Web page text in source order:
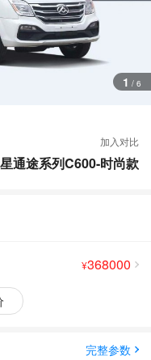
1 / 6
通途系列C600-时尚款
¥368000
完整参数